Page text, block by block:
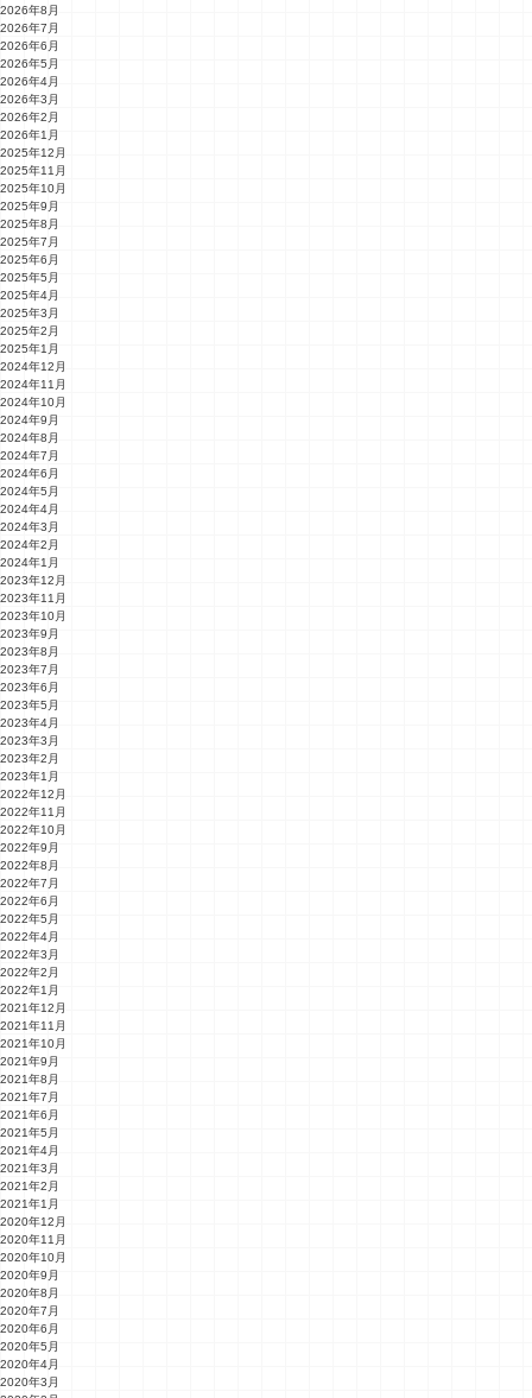
2026年8月
2026年7月
2026年6月
2026年5月
2026年4月
2026年3月
2026年2月
2026年1月
2025年12月
2025年11月
2025年10月
2025年9月
2025年8月
2025年7月
2025年6月
2025年5月
2025年4月
2025年3月
2025年2月
2025年1月
2024年12月
2024年11月
2024年10月
2024年9月
2024年8月
2024年7月
2024年6月
2024年5月
2024年4月
2024年3月
2024年2月
2024年1月
2023年12月
2023年11月
2023年10月
2023年9月
2023年8月
2023年7月
2023年6月
2023年5月
2023年4月
2023年3月
2023年2月
2023年1月
2022年12月
2022年11月
2022年10月
2022年9月
2022年8月
2022年7月
2022年6月
2022年5月
2022年4月
2022年3月
2022年2月
2022年1月
2021年12月
2021年11月
2021年10月
2021年9月
2021年8月
2021年7月
2021年6月
2021年5月
2021年4月
2021年3月
2021年2月
2021年1月
2020年12月
2020年11月
2020年10月
2020年9月
2020年8月
2020年7月
2020年6月
2020年5月
2020年4月
2020年3月